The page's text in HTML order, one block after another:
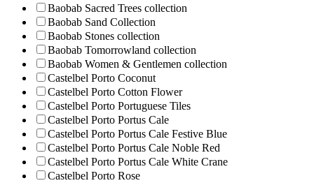
Baobab Sacred Trees collection
Baobab Sand Collection
Baobab Stones collection
Baobab Tomorrowland collection
Baobab Women & Gentlemen collection
Castelbel Porto Coconut
Castelbel Porto Cotton Flower
Castelbel Porto Portuguese Tiles
Castelbel Porto Portus Cale
Castelbel Porto Portus Cale Festive Blue
Castelbel Porto Portus Cale Noble Red
Castelbel Porto Portus Cale White Crane
Castelbel Porto Rose